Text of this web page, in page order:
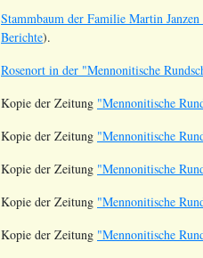
Stammbaum der Familie Martin
Berichte).
Rosenort in der "Mennonitische
Kopie der Zeitung "Mennonitische
Kopie der Zeitung "Mennonitische
Kopie der Zeitung "Mennonitische
Kopie der Zeitung "Mennonitische
Kopie der Zeitung "Mennonitische